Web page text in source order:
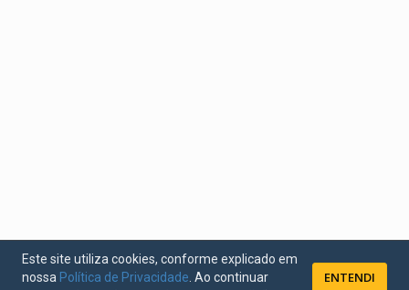
Este site utiliza cookies, conforme explicado em
nossa Política de Privacidade . Ao continuar
ENTENDI